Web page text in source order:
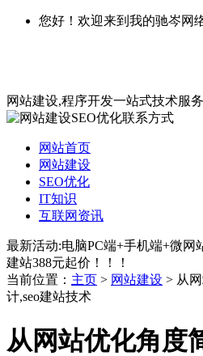
您好！欢迎来到我的驰岑网
网站建设,程序开发一站式技术服务
网站首页
网站建设
SEO优化
IT知识
互联网资讯
最新活动:电脑PC端+手机端+微网
建站388元起价！！！
当前位置： 主页 > 网站建设 > 从
计,seo建站技术
从网站优化角度